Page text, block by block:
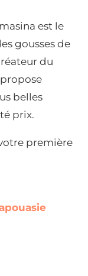
est le
gousses de
du
belles
prix.
première